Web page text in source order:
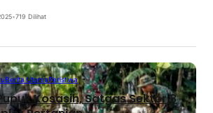
•719 Dilihat
Berita UtamaPeristiwa
Kosasih, Satgas Sektor 8